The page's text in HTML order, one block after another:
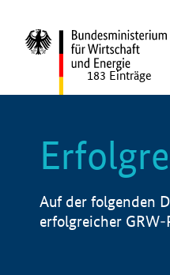
183 Einträge
Auf der folgenden
erfolgreicher